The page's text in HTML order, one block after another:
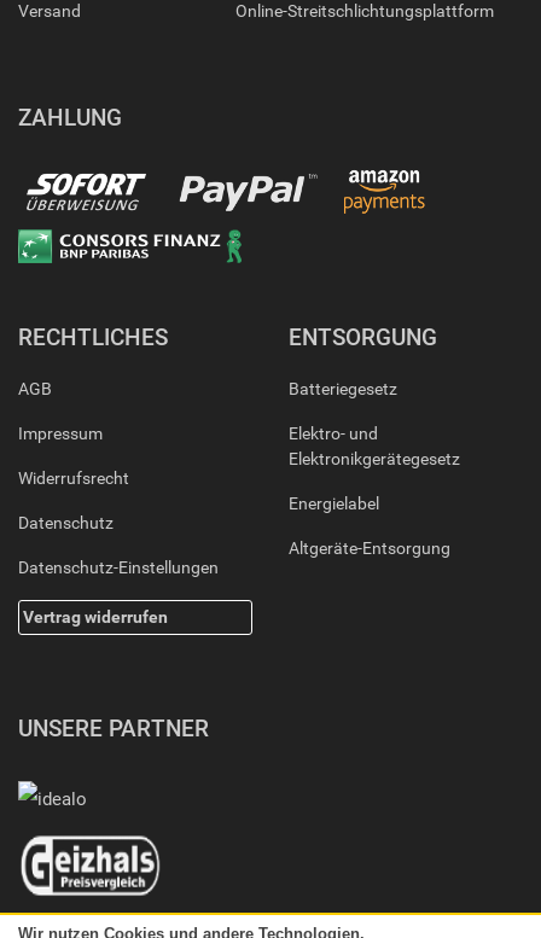
Versand Online-Streitschlichtungsplattform
ZAHLUNG
RECHTLICHES
AGB
Impressum
Widerrufsrecht
Datenschutz
Datenschutz-Einstellungen
Vertrag widerrufen
ENTSORGUNG
Batteriegesetz
Elektro- und
Elektronikgerätegesetz
Energielabel
Altgeräte-Entsorgung
UNSERE PARTNER
Wir nutzen Cookies und andere Technologien.